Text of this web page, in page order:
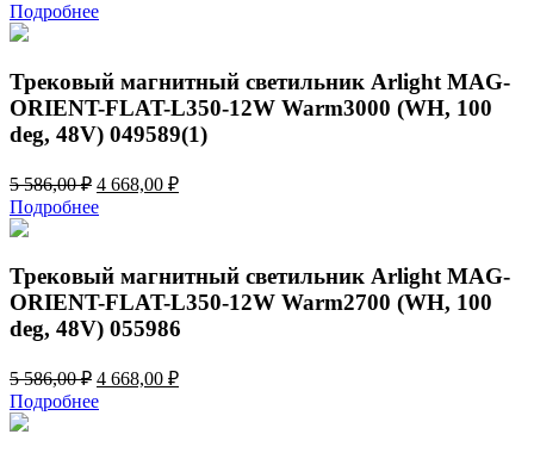
цена
составляла
475,00 ₽.
Подробнее
Трековый магнитный светильник Arlight MAG-
ORIENT-FLAT-L350-12W Warm3000 (WH, 100
deg, 48V) 049589(1)
5 586,00₽ Первоначальная
цена
составляла
586,00 ₽.
4 668,00 ₽Текущая
Подробнее
Трековый магнитный светильник Arlight MAG-
ORIENT-FLAT-L350-12W Warm2700 (WH, 100
deg, 48V) 055986
5 586,00₽ Первоначальная
цена
составляла
4 668,00 ₽Текущая
Подробнее